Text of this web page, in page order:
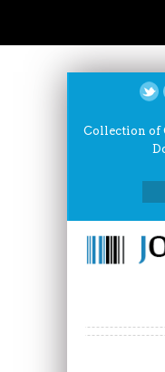
Collection of